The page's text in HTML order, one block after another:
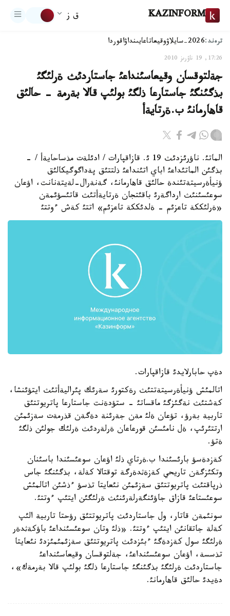
KAZINFORM ق ز
ترەند:2026-سايلاۋ وقيعاتاعايىنداۋاقوردا
17:26, 19 ناۋرىز 2010
جةلتوقسان وقيعاسئنداعئ جاستاردئث ةرلئگئ
بذگئنگئ جاستارعا ذلگئ بولئپ قالا بةرمة - حالئق
قاهارمانئ ب.ةرتايةأ
الماتئ. ناؤرئزدئث 19 ئ. قازاقپارات / ادئلةت مذساحايةأ / -
بذگئن الماتئداعئ اباي اتئنداعئ ذلتتئق پةداگوگيكالئق
ؤنيأةرسيتةتئندة حالئق قاهارمانئ، گةنةرال-لةيتةنانت، اؤعان
سوعئسئنئث ارداگةرئ باقئتجان ةرتايةأتئث قاتئسؤئمةن
«ةرلئككة تاعزئم - ةلدئككة تاعزئم» اتتئ كةش ءوتتئ
دةپ حابارلايدئ قازاقپارات.
اتالمئش ؤنيأةرسيتةتتئث رةكتورئ سةرئك پئراليةأتئث ايتؤئنشا،
كةشتئث نةگئزگئ ماقساتئ - ستؤدةنت جاستارعا پاتريوتتئق
تاربية بةرؤ، تؤعان ةلئ مةن جةرئنة دةگةن قذرمةت سةزئمئن
ارتتئرئپ، ةل نامئسئن قورعاعان ةرلةردئث ةرلئك جولئن ذلگئ
ةتؤ.
كةزدةسؤ بارئسئندا ب.ةرتاي ذلئ اؤعان سوعئسئندا باسئنان
وتكئزگةن تاريحي كةزةثدةرگة توقتالا كةلة، بذگئنگئ جاس
ذرپاقتئث پاتريوتتئق سةزئمئن نئعايتا تذسؤ ءذشئن اتالمئش
سوعئستاعئ قازاق جاؤئنگةرلةرئنئث ةرلئگئن ايتئپ ءوتتئ.
سونئمةن قاتار، ول جاستاردئث پاتريوتتئق رؤحتا تاربية الئپ
كةلة جاتقانئن ايتئپ ءوتتئ. «ذلئ وتان سوعئسئنداعئ باؤكةثدةر
ةرلئگئ سول كةزدةگئ ءبئزدئث پاتريوتتئق سةزئمئمئزدئ نئعايتا
تذسسة، اؤعان سوعئسئنداعئ، جةلتوقسان وقيعاسئنداعئ
جاستاردئث ةرلئگئ بذگئنگئ جاستارعا ذلگئ بولئپ قالا بةرمةك»،
دةيدئ حالئق قاهارمانئ.